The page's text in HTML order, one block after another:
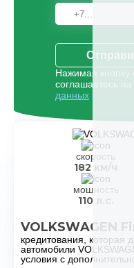
Нажимая кнопку
соглашаетесь на
данных
скорость
182 км/ч
мощность
110 л.с.
VOLKSWAGEN
кредитования, которая
автомобили
условия с